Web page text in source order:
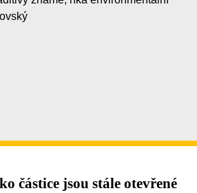
částice jsou stále otevřené